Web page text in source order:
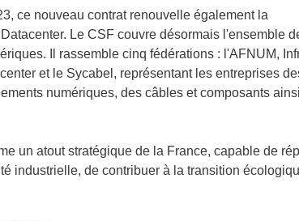
ce nouveau contrat renouvelle également la
Le CSF couvre désormais l'ensemble
Il rassemble cinq fédérations : l'AFNUM,
et le Sycabel, représentant les entreprises
numériques, des câbles et composants
un atout stratégique de la France, capable de
industrielle, de contribuer à la transition